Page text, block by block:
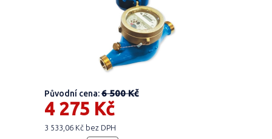
Původní cena:6 500 Kč
4 275 Kč
3 533,06 Kč bez DPH